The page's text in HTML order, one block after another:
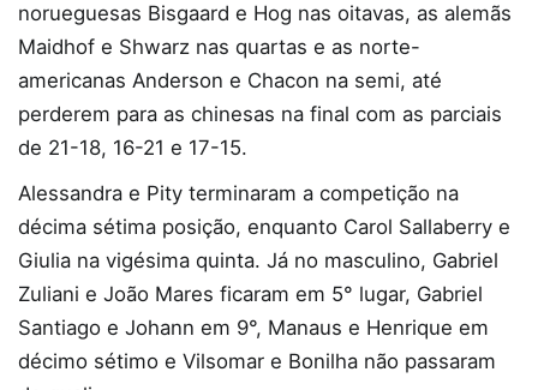
norueguesas Bisgaard e Hog nas oitavas, as alemãs
Maidhof e Shwarz nas quartas e as norte-
americanas Anderson e Chacon na semi, até
perderem para as chinesas na final com as parciais
de 21-18, 16-21 e 17-15.
Alessandra e Pity terminaram a competição na
décima sétima posição, enquanto Carol Sallaberry e
Giulia na vigésima quinta. Já no masculino, Gabriel
Zuliani e João Mares ficaram em 5° lugar, Gabriel
Santiago e Johann em 9°, Manaus e Henrique em
décimo sétimo e Vilsomar e Bonilha não passaram